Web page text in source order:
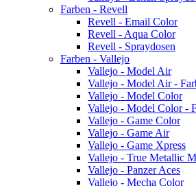
Farben - Revell
Revell - Email Color
Revell - Aqua Color
Revell - Spraydosen
Farben - Vallejo
Vallejo - Model Air
Vallejo - Model Air -
Vallejo - Model Color
Vallejo - Model Color -
Vallejo - Game Color
Vallejo - Game Air
Vallejo - Game Xpress
Vallejo - True Metallic
Vallejo - Panzer Aces
Vallejo - Mecha Color